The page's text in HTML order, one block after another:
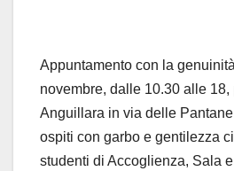
Appuntamento con la
novembre, dalle 10.30 alle 18,
Anguillara in via delle
ospiti con garbo e gentilezza
studenti di Accoglienza, Sala